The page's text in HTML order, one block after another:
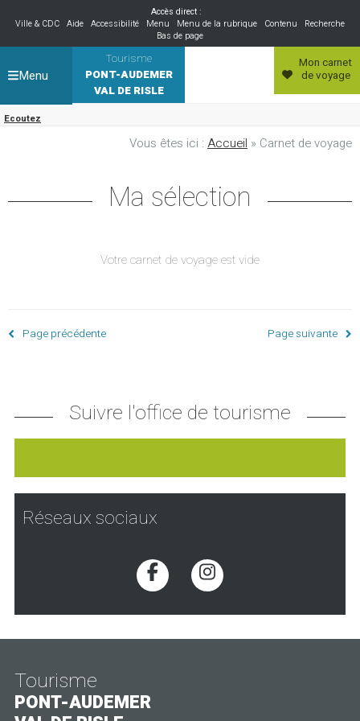
Accès direct :
Ville & CDC Aide Accessibilité Menu Menu de la rubrique Contenu
Recherche
Bas de page
Tourisme
PONT-AUDEMER
VAL DE RISLE
Ecoutez
Mon carnet
de voyage
Menu
Vous êtes ici : Accueil » Carnet de voyage
Ma sélection
Votre carnet de voyage est vide
Page précédente Page suivante
Suivre l'office de tourisme
Réseaux sociaux
Voir la page Facebook
Voir la page
Tourisme
PONT-AUDEMER